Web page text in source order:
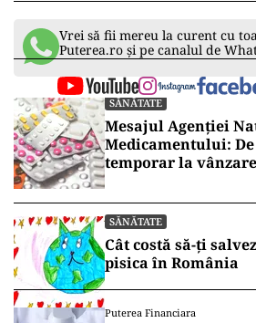
Vrei să fii mereu la curent cu
Puterea.ro și pe canalul de
SĂNĂTATE
Mesajul Agenției
Medicamentului:
temporar la
SĂNĂTATE
Cât costă să-ți
pisica în România
Puterea Financiara